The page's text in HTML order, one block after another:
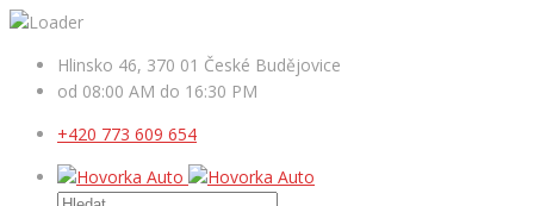
Hlinsko 46, 370 01 České Budějovice
od 08:00 AM do 16:30 PM
+420 773 609 654